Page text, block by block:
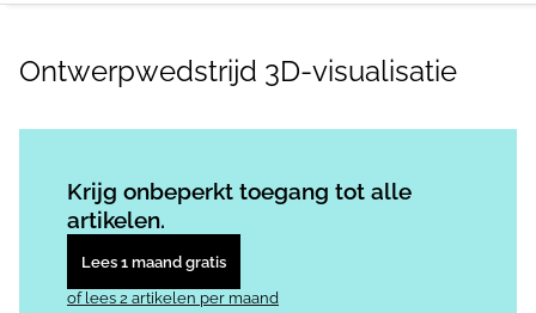
Ontwerpwedstrijd 3D-visualisatie
Krijg onbeperkt toegang tot alle
artikelen.
Lees 1 maand gratis
of lees 2 artikelen per maand